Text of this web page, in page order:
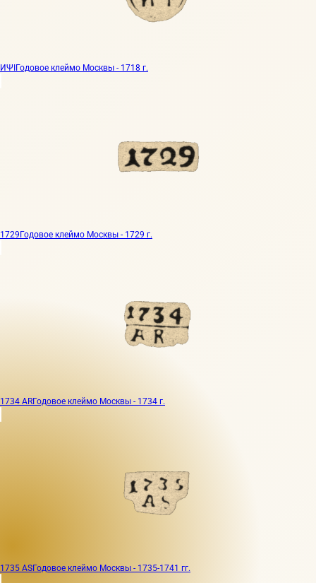
ИΨIГодовое клеймо Москвы - 1718 г.
1729Годовое клеймо Москвы - 1729 г.
1734 ARГодовое клеймо Москвы - 1734 г.
1735 ASГодовое клеймо Москвы - 1735-1741 гг.